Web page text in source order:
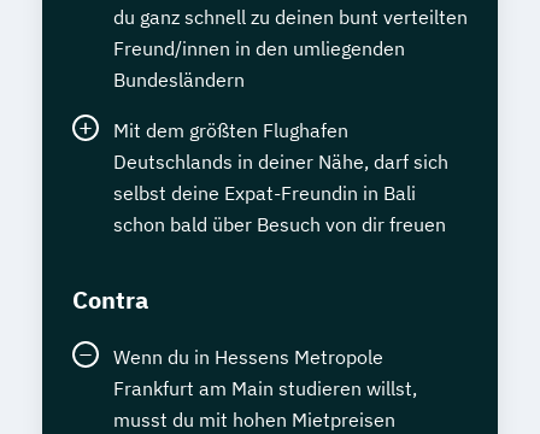
du ganz schnell zu deinen bunt verteilten
Freund/innen in den umliegenden
Bundesländern
Mit dem größten Flughafen
Deutschlands in deiner Nähe, darf sich
selbst deine Expat-Freundin in Bali
schon bald über Besuch von dir freuen
Contra
Wenn du in Hessens Metropole
Frankfurt am Main studieren willst,
musst du mit hohen Mietpreisen